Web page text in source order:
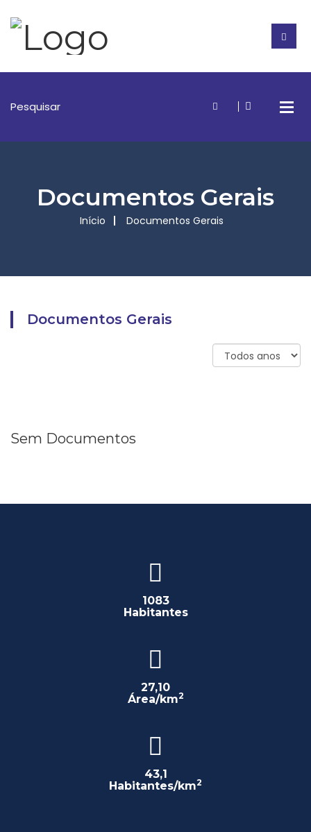
Documentos Gerais
Início Documentos Gerais
Documentos Gerais
Sem Documentos
1083
Habitantes
27,10
Área/km2
43,1
Habitantes/km2